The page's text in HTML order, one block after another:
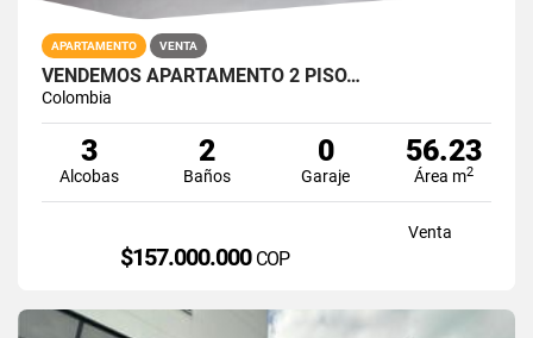
APARTAMENTO VENTA
VENDEMOS APARTAMENTO 2 PISO…
Colombia
3
Alcobas
2
Baños
0
Garaje
56.23
Área m2
Venta
$157.000.000 COP